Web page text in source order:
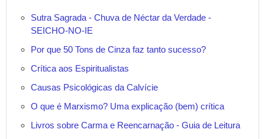
Sutra Sagrada - Chuva de Néctar da Verdade -
SEICHO-NO-IE
Por que 50 Tons de Cinza faz tanto sucesso?
Crítica aos Espiritualistas
Causas Psicológicas da Calvície
O que é Marxismo? Uma explicação (bem) crítica
Livros sobre Carma e Reencarnação - Guia de Leitura